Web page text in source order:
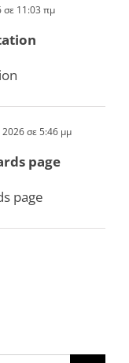
σε 11:03 πμ
2026 σε 5:46 μμ
page
page